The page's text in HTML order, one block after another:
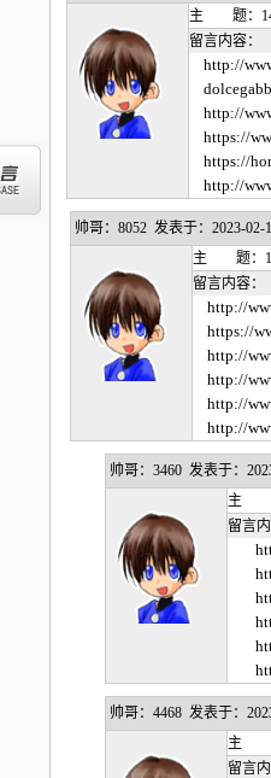
主 题：
留言内容：
http://
http://
https://
https://
http://
帅哥：8052 发表于：2023-02-
主 题：
留言内容：
http://
https://
http://
http://
http://
http://
帅哥：3460 发表于：
主
留言
帅哥：4468 发表于：
主
留言